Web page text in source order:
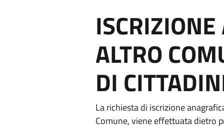
ALTRO
DI
La richiesta di iscrizione
Comune, viene effettuata dietro